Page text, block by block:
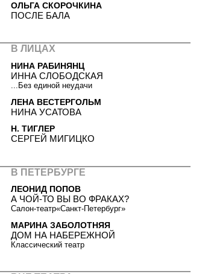
ОЛЬГА СКОРОЧКИНА
ПОСЛЕ БАЛА
В ЛИЦАХ
НИНА РАБИНЯНЦ
ИННА СЛОБОДСКАЯ
...Без единой неудачи
ЛЕНА ВЕСТЕРГОЛЬМ
НИНА УСАТОВА
Н. ТИГЛЕР
СЕРГЕЙ МИГИЦКО
В ПЕТЕРБУРГЕ
ЛЕОНИД ПОПОВ
А ЧОЙ-ТО ВЫ ВО ФРАКАХ?
Салон-театр«Санкт-Петербург»
МАРИНА ЗАБОЛОТНЯЯ
ДОМ НА НАБЕРЕЖНОЙ
Классический театр